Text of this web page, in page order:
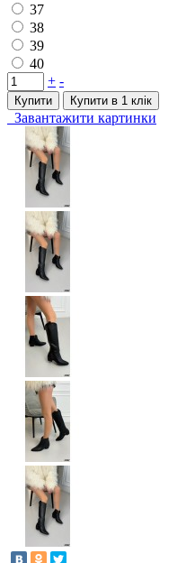
37
38
39
40
+ -
Купити Купити в 1 клiк
Завантажити картинки